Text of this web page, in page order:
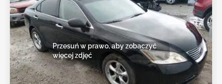
Przesuń w prawo, aby zobaczyć
więcej zdjęć